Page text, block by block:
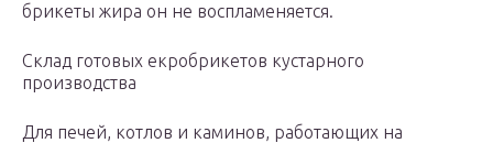
брикеты жира он не воспламеняется.
Склад готовых екробрикетов кустарного
производства
Для печей, котлов и каминов, работающих на